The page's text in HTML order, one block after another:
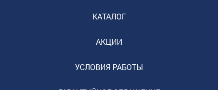
КАТАЛОГ
АКЦИИ
УСЛОВИЯ РАБОТЫ